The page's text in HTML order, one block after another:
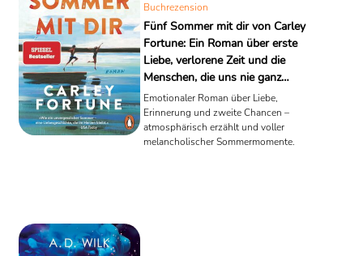
Buchrezension
Fünf Sommer mit dir von Carley
Fortune: Ein Roman über erste
Liebe, verlorene Zeit und die
Menschen, die uns nie ganz
verlassen
Emotionaler Roman über Liebe,
Erinnerung und zweite Chancen –
atmosphärisch erzählt und voller
melancholischer Sommermomente.